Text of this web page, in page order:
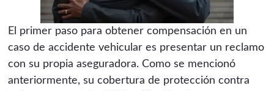
El primer paso para obtener compensación en un
caso de accidente vehicular es presentar un reclamo
con su propia aseguradora. Como se mencionó
anteriormente, su cobertura de protección contra